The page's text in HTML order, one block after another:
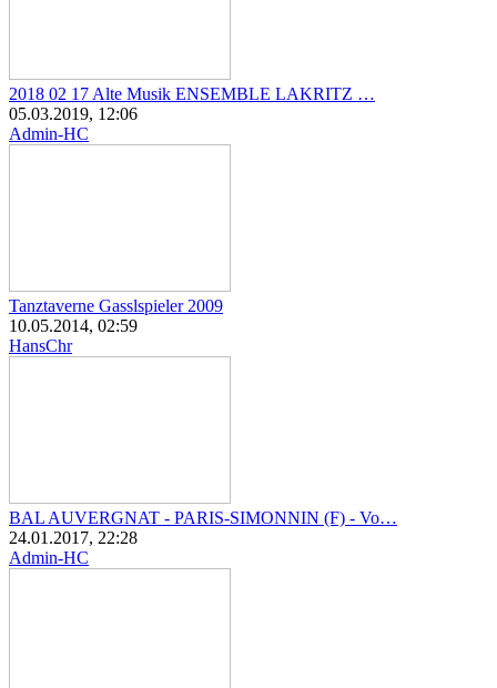
2018 02 17 Alte Musik ENSEMBLE LAKRITZ …
05.03.2019, 12:06
Admin-HC
Tanztaverne Gasslspieler 2009
10.05.2014, 02:59
HansChr
BAL AUVERGNAT - PARIS-SIMONNIN (F) - Vo…
24.01.2017, 22:28
Admin-HC